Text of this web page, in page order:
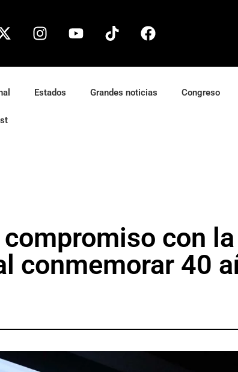
Estados Grandes noticias Congreso
con
conmemorar 40